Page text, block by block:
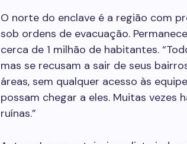
O norte do enclave é a região com
sob ordens de evacuação.
cerca de 1 milhão de habitantes.
mas se recusam a sair de seus
áreas, sem qualquer acesso às
possam chegar a eles. Muitas vezes
ruínas.”